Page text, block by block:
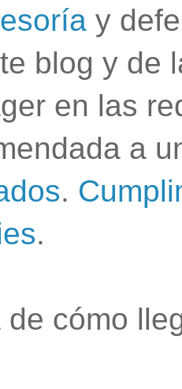
y
blog y de
en las
a
.
.
de cómo